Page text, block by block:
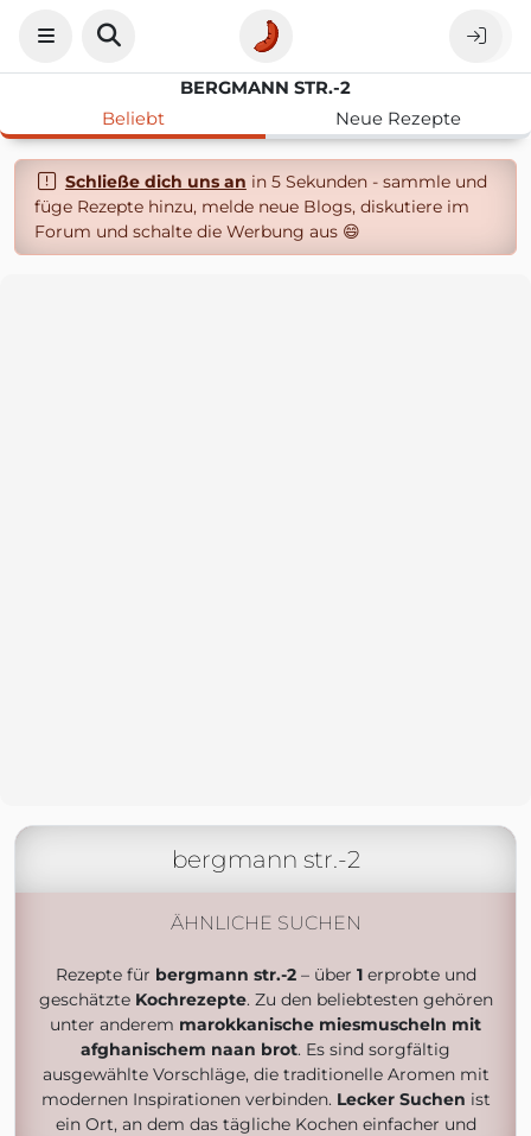
BERGMANN STR.-2
Beliebt
Neue Rezepte
Schließe dich uns an in 5 Sekunden - sammle und
füge Rezepte hinzu, melde neue Blogs, diskutiere im
Forum und schalte die Werbung aus 😄
bergmann str.-2
ÄHNLICHE SUCHEN
Rezepte für bergmann str.-2– über 1erprobte und
geschätzte Kochrezepte. Zu den beliebtesten gehören
unter anderem marokkanische miesmuscheln mit
afghanischem naan brot. Es sind sorgfältig
ausgewählte Vorschläge, die traditionelle Aromen mit
modernen Inspirationen verbinden. Lecker Suchen ist
ein Ort, an dem das tägliche Kochen einfacher und